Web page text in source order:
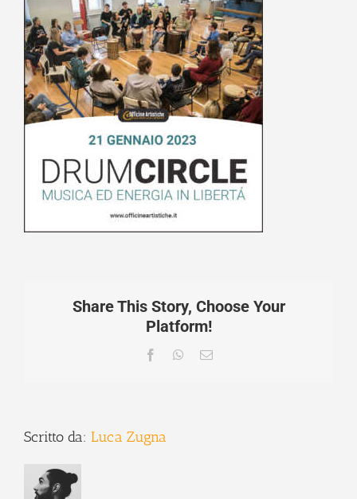
Share This Story, Choose Your
Platform!
FacebookWhatsApp
Email
Scritto da: Luca Zugna